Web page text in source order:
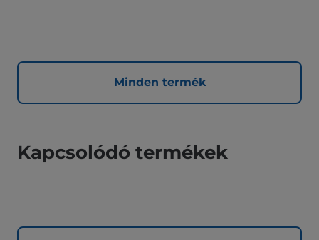
Minden termék
Kapcsolódó termékek